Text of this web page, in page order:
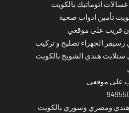
اتوماتيك بالكويت
تأمين ادوات صحية
قريب على موقعي
رسيفر الجهراء تصليح و تركيب
هندي الشويخ بالكويت
على موقعي
ومصري وسوري بالكويت